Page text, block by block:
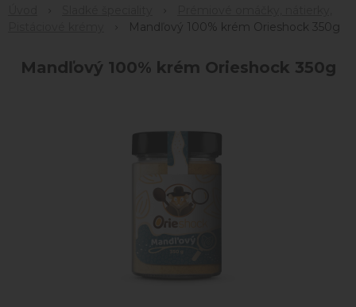
Mandľový 100% krém Orieshock 350g
Mandľový 100% krém Orieshock 350g